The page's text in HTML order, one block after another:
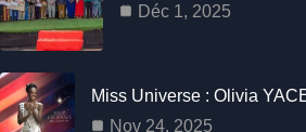
Déc 1, 2025
Miss Universe : Olivia
Nov 24, 2025